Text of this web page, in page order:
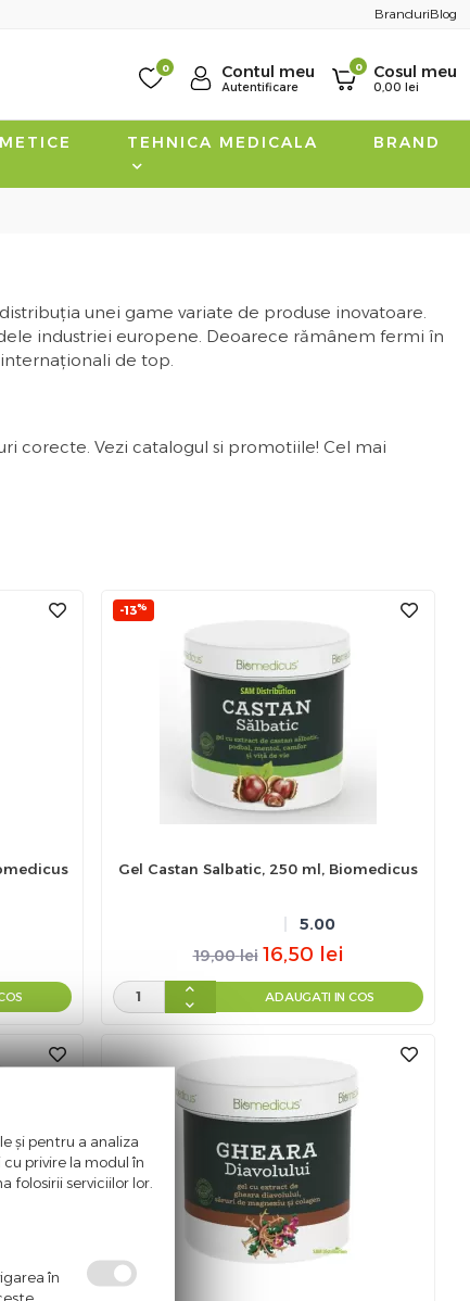
BranduriBlog
0 Contul meu
Autentificare
0 Cosul meu
0,00 lei
TEHNICA MEDICALA BRAND
unei game variate de produse inovatoare.
industriei europene. Deoarece rămânem fermi în
de top.
corecte. Vezi catalogul si promotiile! Cel mai
-13%
Gel Castan Salbatic, 250 ml, Biomedicus
5.00
19,00 lei 16,50 lei
ADAUGATI IN COS
și pentru a analiza
privire la modul în
folosirii serviciilor lor.
în